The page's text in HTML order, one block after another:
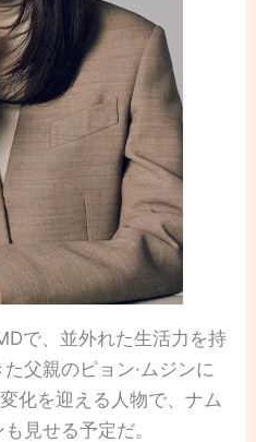
で、並外れた生活力を持
父親のピョン·ムジンに
化を迎える人物で、ナム
見せる予定だ。